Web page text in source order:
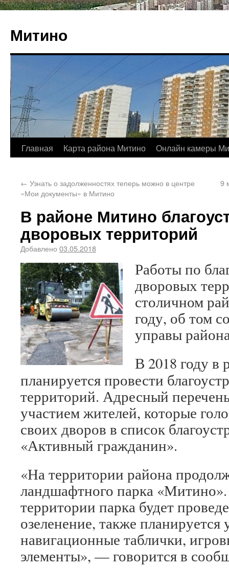
Митино
Главная Карта района Митино Онлайн камеры
← Узнать о задолженностях теперь можно в центре
«Мои документы» в Митино
9
В районе Митино
дворовых территорий
Добавлено 03.05.2018
Работы по
дворовых
столичном
году, об том
управы
В 2018 году
планируется провести
территорий. Адресный
участием жителей, которые
своих дворов в список
«Активный гражданин».
«На территории района
ландшафтного парка
территории парка будет
озеленение, также планируется
навигационные таблички,
элементы», — говорится в